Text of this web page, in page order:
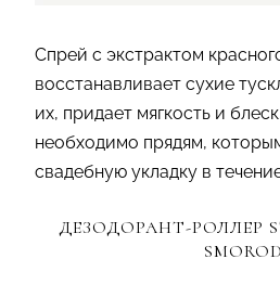
Спрей с экстрактом
восстанавливает сухие
их, придает мягкость и
необходимо прядям,
свадебную укладку в
ДЕЗОДОРАНТ-РОЛЛЕР